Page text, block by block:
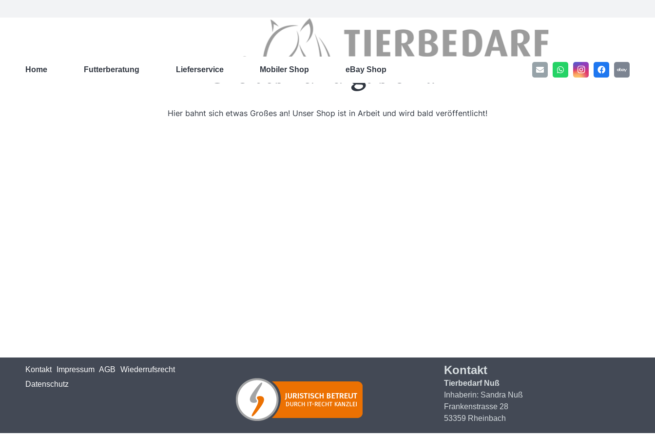
Home Futterberatung Lieferservice Mobiler Shop eBay Shop
Großes kündigt sich an
Hier bahnt sich etwas Großes an! Unser Shop ist in Arbeit und wird bald veröffentlicht!
Kontakt Impressum AGB
Wiederrufsrecht
Datenschutz
Kontakt
Tierbedarf Nuß
Inhaberin: Sandra Nuß
Frankenstrasse 28
53359 Rheinbach